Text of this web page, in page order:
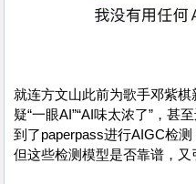
就连方文山此前为歌手邓紫
疑“一眼AI”“AI味太浓了”，甚
到了paperpass进行AIGC检测
但这些检测模型是否靠谱，又